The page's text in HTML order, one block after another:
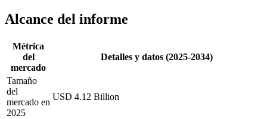
Alcance del informe
Métrica
del
mercado
Detalles y datos (2025-2034)
Tamaño
del
mercado en
2025
USD 4.12 Billion